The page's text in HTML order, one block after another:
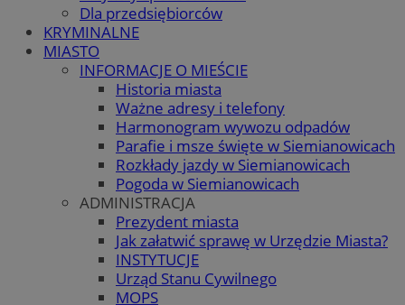
Dla przedsiębiorców
KRYMINALNE
MIASTO
INFORMACJE O MIEŚCIE
Historia miasta
Ważne adresy i telefony
Harmonogram wywozu odpadów
Parafie i msze święte w Siemianowicach
Rozkłady jazdy w Siemianowicach
Pogoda w Siemianowicach
ADMINISTRACJA
Prezydent miasta
Jak załatwić sprawę w Urzędzie Miasta?
INSTYTUCJE
Urząd Stanu Cywilnego
MOPS